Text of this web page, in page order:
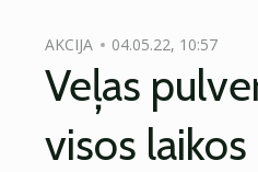
AKCIJA 04.05.22, 10:57
Veļas
visos laikos